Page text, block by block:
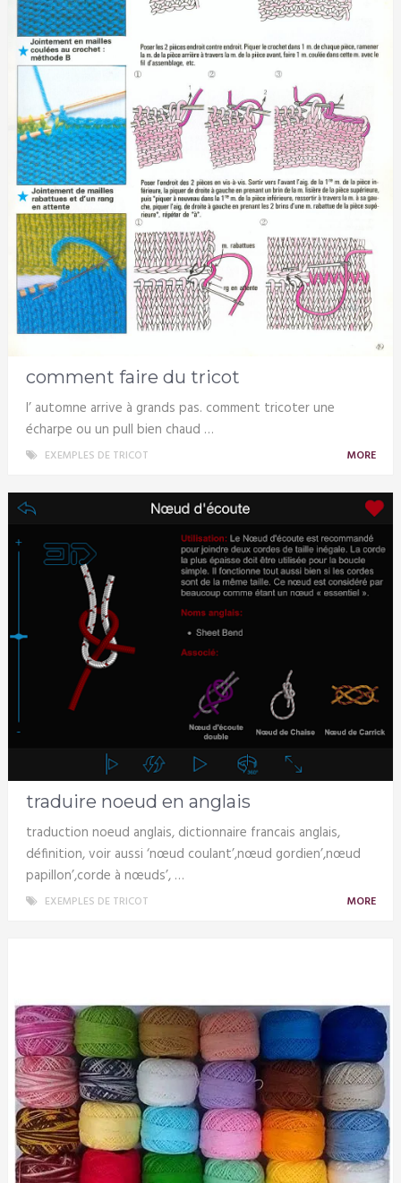
comment faire du tricot
l’ automne arrive à grands pas. comment tricoter une
écharpe ou un pull bien chaud …
EXEMPLES DE TRICOT MORE
traduire noeud en anglais
traduction noeud anglais, dictionnaire francais anglais,
définition, voir aussi ‘nœud coulant’,nœud gordien’,nœud
papillon’,corde à nœuds’, …
EXEMPLES DE TRICOT MORE